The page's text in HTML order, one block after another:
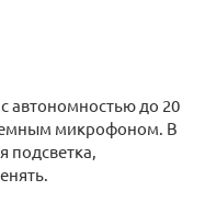
автономностью до 20
микрофоном. В
подсветка,